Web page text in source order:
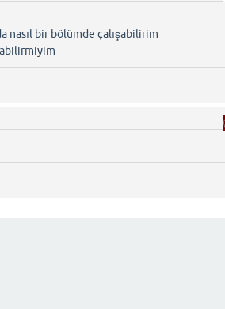
nasıl bir bölümde çalışabilirim